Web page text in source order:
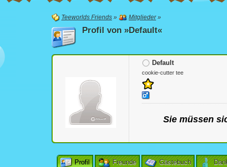
Teeworlds Friends » Mitglieder»
Profil von »Default«
Default
cookie-cutter tee
Sie müssen
Profil Freunde Gästebuch